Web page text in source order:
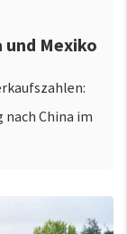
und Mexiko
nach China im